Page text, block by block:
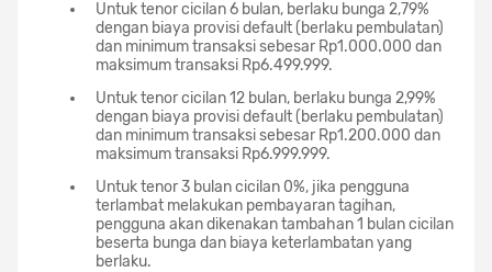
Untuk tenor cicilan 6 bulan, berlaku bunga 2,79%
dengan biaya provisi default (berlaku pembulatan)
dan minimum transaksi sebesar Rp1.000.000 dan
maksimum transaksi Rp6.499.999.
Untuk tenor cicilan 12 bulan, berlaku bunga 2,99%
dengan biaya provisi default (berlaku pembulatan)
dan minimum transaksi sebesar Rp1.200.000 dan
maksimum transaksi Rp6.999.999.
Untuk tenor 3 bulan cicilan 0%, jika pengguna
terlambat melakukan pembayaran tagihan,
pengguna akan dikenakan tambahan 1 bulan cicilan
beserta bunga dan biaya keterlambatan yang
berlaku.